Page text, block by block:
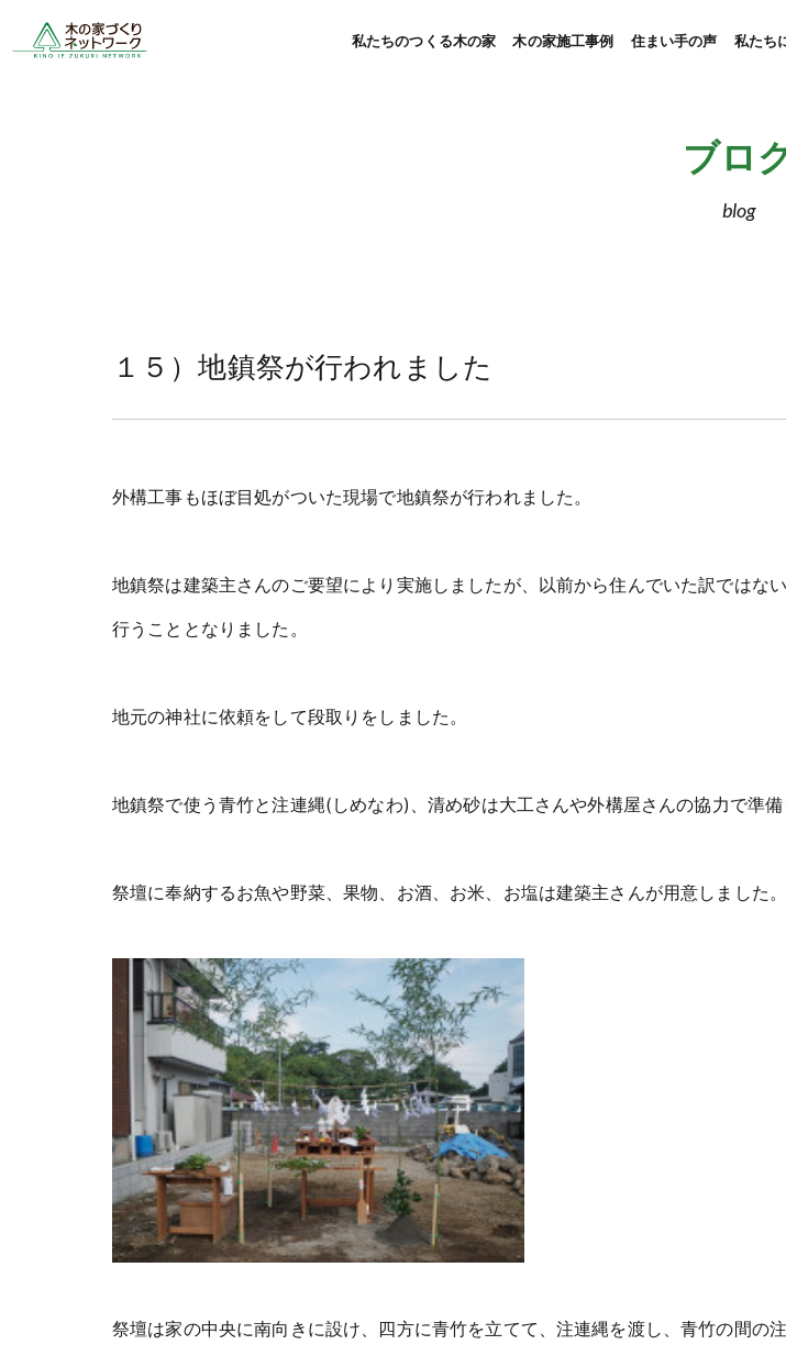
私たちのつくる木の家 木の家施工事例 住まい手の声 私たち
ブロ
blog
１５）地鎮祭が行われました
外構工事もほぼ目処がついた現場で地鎮祭が行われました。
地鎮祭は建築主さんのご要望により実施しましたが、以前から住んでいた訳ではな
行うこととなりました。
地元の神社に依頼をして段取りをしました。
地鎮祭で使う青竹と注連縄(しめなわ)、清め砂は大工さんや外構屋さんの協力で準備
祭壇に奉納するお魚や野菜、果物、お酒、お米、お塩は建築主さんが用意しました。
祭壇は家の中央に南向きに設け、四方に青竹を立てて、注連縄を渡し、青竹の間の